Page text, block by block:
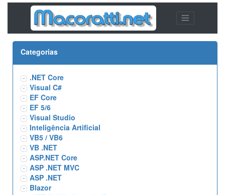
Categorias
.NET Core
Visual C#
EF Core
EF 5/6
Visual Studio
Inteligência Artificial
VB5 / VB6
VB .NET
ASP.NET Core
ASP .NET MVC
ASP .NET
Blazor